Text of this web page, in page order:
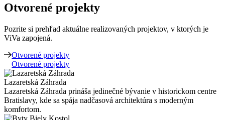
Otvorené projekty
Pozrite si prehľad aktuálne realizovaných projektov, v ktorých je
ViVa zapojená.
Otvorené projekty
Otvorené projekty
Lazaretská Záhrada
Lazaretská Záhrada prináša jedinečné bývanie v historickom centre
Bratislavy, kde sa spája nadčasová architektúra s moderným
komfortom.